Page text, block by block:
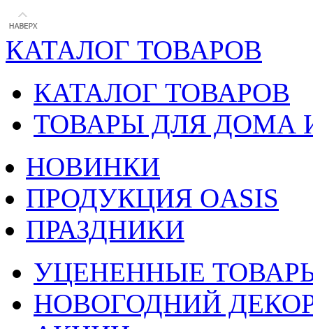
КАТАЛОГ ТОВАРОВ
КАТАЛОГ ТОВАРОВ
ТОВАРЫ ДЛЯ ДОМА
НОВИНКИ
ПРОДУКЦИЯ OASIS
ПРАЗДНИКИ
УЦЕНЕННЫЕ
НОВОГОДНИЙ